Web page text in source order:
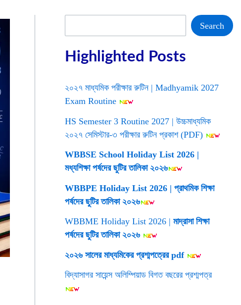
Search
Highlighted Posts
২০২৭ মাধ্যমিক পরীক্ষার রুটিন | Madhyamik 2027
Exam Routine
HS Semester 3 Routine 2027 | উচ্চমাধ্যমিক
২০২৭ সেমিস্টার-৩ পরীক্ষার রুটিন প্রকাশ (PDF)
WBBSE School Holiday List 2026 |
মধ্যশিক্ষা পর্ষদের ছুটির তালিকা ২০২৬
WBBPE Holiday List 2026 | প্রাথমিক শিক্ষা
পর্ষদের ছুটির তালিকা ২০২৬
WBBME Holiday List 2026 | মাদ্রাসা শিক্ষা
পর্ষদের ছুটির তালিকা ২০২৬
২০২৬ সালের মাধ্যমিকের প্রশ্মপত্রের pdf
বিদ্যাসাগর সায়েন্স অলিম্পিয়াড বিগত বছরের প্রশ্মপত্র